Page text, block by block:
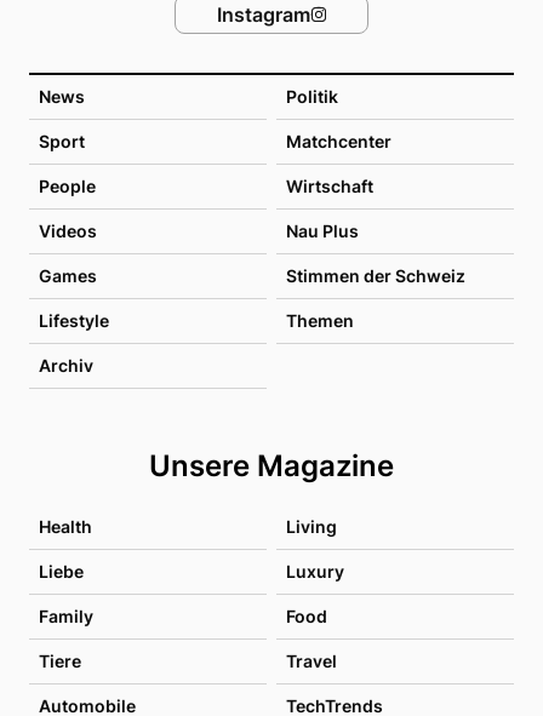
News Politik
Sport Matchcenter
People Wirtschaft
Videos Nau Plus
Games Stimmen der Schweiz
Lifestyle Themen
Archiv
Unsere Magazine
Health Living
Liebe Luxury
Family Food
Tiere Travel
Automobile TechTrends
Instagram